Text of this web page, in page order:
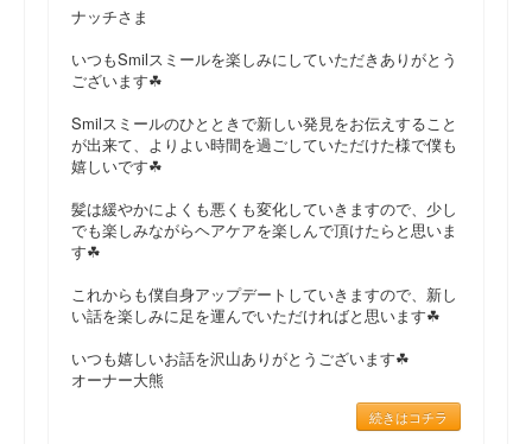
ナッチさま
いつもSmilスミールを楽しみにしていただきありがとう
ございます☘
Smilスミールのひとときで新しい発見をお伝えすること
が出来て、よりよい時間を過ごしていただけた様で僕も
嬉しいです☘
髪は緩やかによくも悪くも変化していきますので、少し
でも楽しみながらヘアケアを楽しんで頂けたらと思いま
す☘
これからも僕自身アップデートしていきますので、新し
い話を楽しみに足を運んでいただければと思います☘
いつも嬉しいお話を沢山ありがとうございます☘
オーナー大熊
続きはコチラ